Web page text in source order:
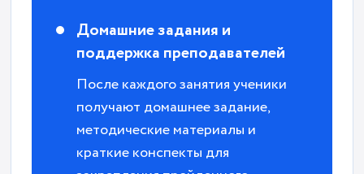
Домашние задания и
поддержка преподавателей
После каждого занятия ученики
получают домашнее задание,
методические материалы и
краткие конспекты для